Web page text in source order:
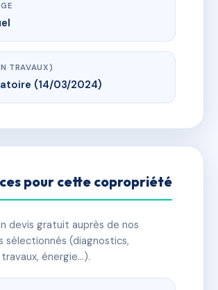
TRAVAUX)
(14/03/2024)
pour cette copropriété
devis gratuit auprès de nos
sélectionnés (diagnostics,
énergie…).